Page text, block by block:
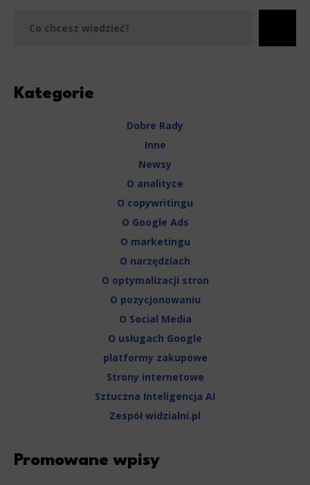
Kategorie
Dobre Rady
Inne
Newsy
O analityce
O copywritingu
O Google Ads
O marketingu
O narzędziach
O optymalizacji stron
O pozycjonowaniu
O Social Media
O usługach Google
platformy zakupowe
Strony internetowe
Sztuczna Inteligencja AI
Zespół widzialni.pl
Promowane wpisy